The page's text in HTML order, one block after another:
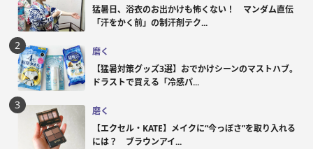
猛暑日、浴衣のお出かけも怖くない！ マンダム直伝
「汗をかく前」の制汗剤テク...
磨く
【猛暑対策グッズ3選】おでかけシーンのマストハブ。
ドラストで買える「冷感パ...
磨く
【エクセル・KATE】メイクに“今っぽさ”を取り入れる
には？ ブラウンアイ...